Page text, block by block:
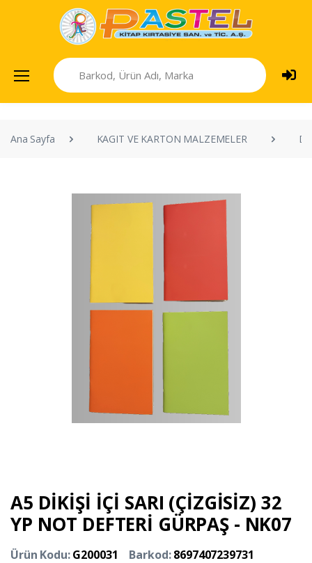
Ana Sayfa KAGIT VE KARTON MALZEMELER
A5 DİKİŞİ İÇİ SARI (ÇİZGİSİZ) 32
YP NOT DEFTERİ GÜRPAŞ - NK07
Ürün Kodu:G200031 Barkod:8697407239731